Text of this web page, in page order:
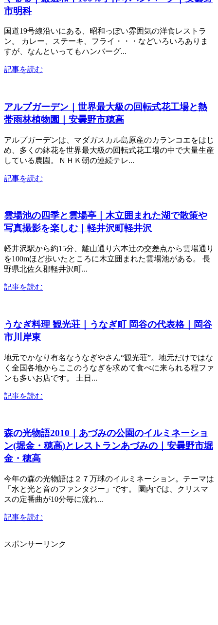
市明科
国道19号線沿いにある、昭和っぽい雰囲気の洋食レストラ
ン。 カレー、ステーキ、フライ・・・などいろいろありま
すが、なんといってもハンバーグ...
記事を読む
アルプガーデン｜世界最大級の回転式花工場と熱
帯雨林植物園｜安曇野市穂高
アルプガーデンは、マダガスカル島原産のカランコエをはじ
め、多くの鉢花を世界最大級の回転式花工場の中で大量生産
している農園。ＮＨＫ朝の連続テレ...
記事を読む
雲場池の四季と雲場亭｜木立囲まれた湖で散策や
写真撮影を楽しむ｜軽井沢町軽井沢
軽井沢駅から約15分、離山通り六本辻の交差点から雲場通り
を100mほど歩いたところに木立囲まれた雲場池がある。 長
野県北佐久郡軽井沢町...
記事を読む
うなぎ料理 観光荘｜うなぎ町 岡谷の代表格｜岡谷
市川岸東
地元でかなり有名なうなぎやさん“観光荘”。地元だけではな
く全国各地からここのうなぎを求めて食べに来られる程ファ
ンも多いお店です。 土日...
記事を読む
森の光物語2010｜あづみの公園のイルミネーショ
ン(堀金・穂高)とレストランあづみの｜安曇野市堀
金・穂高
今年の森の光物語は２７万球のイルミネーション。テーマは
「水と光と音のファンタジー」です。 園内では、クリスマ
スの定番曲が10分毎に流れ...
記事を読む
スポンサーリンク